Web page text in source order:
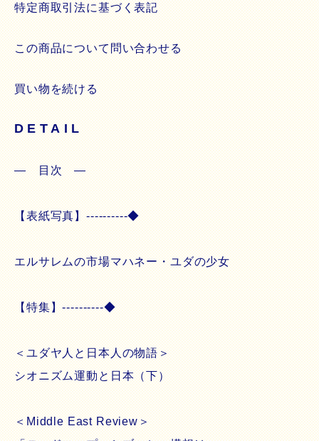
特定商取引法に基づく表記
この商品について問い合わせる
買い物を続ける
DETAIL
― 目次 ―
【表紙写真】----------◆
エルサレムの市場マハネー・ユダの少女
【特集】----------◆
＜ユダヤ人と日本人の物語＞
シオニズム運動と日本（下）
＜Middle East Review＞